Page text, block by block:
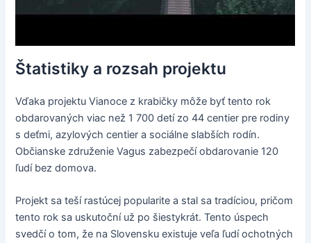
Štatistiky a rozsah projektu
Vďaka projektu Vianoce z krabičky môže byť tento rok
obdarovaných viac než 1 700 detí zo 44 centier pre rodiny
s deťmi, azylových centier a sociálne slabších rodín.
Občianske združenie Vagus zabezpečí obdarovanie 120
ľudí bez domova.
Projekt sa teší rastúcej popularite a stal sa tradíciou, pričom
tento rok sa uskutoční už po šiestykrát. Tento úspech
svedčí o tom, že na Slovensku existuje veľa ľudí ochotných